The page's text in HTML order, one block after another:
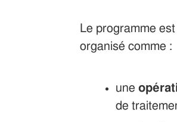
Le programme
organisé comme :
une
de